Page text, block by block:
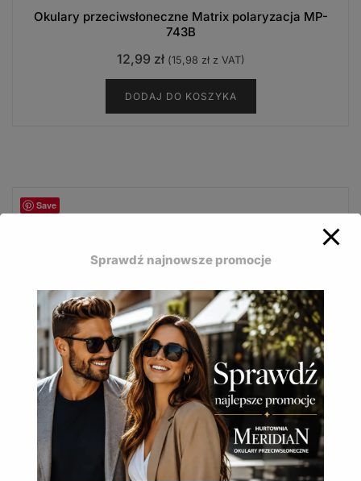
Okulary przeciwsłoneczne Matrix polaryzacja MP-
743B
12,99 zł (15,98 złz VAT)
DODAJ DO KOSZYKA
Save
Okulary przeciwsłoneczne Matrix polaryzacja MP-
743A
– nowoczesny design, polaryzacja i filtr UV400.
Okulary przeciwsłoneczne Matrix polaryzacja MP-
743A
12,99 zł 15,98 z VAT)
Sprawdź najnowsze promocje